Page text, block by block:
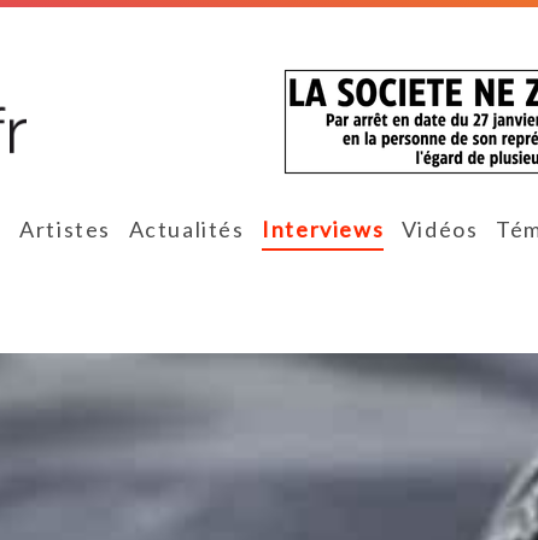
Artistes Actualités Interviews Vidéos